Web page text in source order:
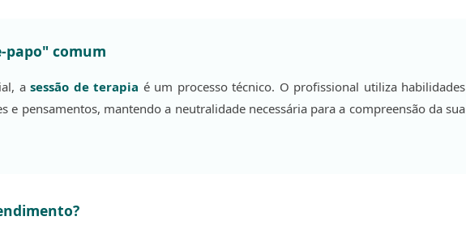
papo" comum
asessão de terapia é um processo técnico. O profissional utiliza habilidades
e pensamentos, mantendo a neutralidade necessária para a compreensão da sua